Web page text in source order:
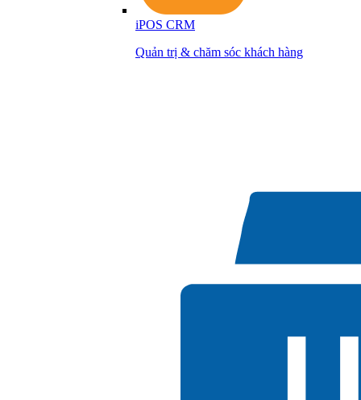
iPOS CRM
Quản trị & chăm sóc khách hàng